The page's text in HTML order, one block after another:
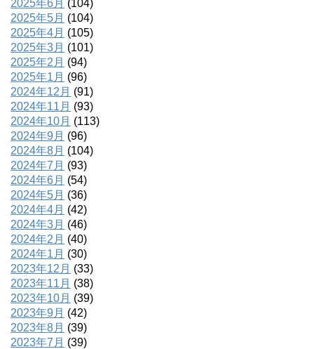
2025年6月 (104)
2025年5月 (104)
2025年4月 (105)
2025年3月 (101)
2025年2月 (94)
2025年1月 (96)
2024年12月 (91)
2024年11月 (93)
2024年10月 (113)
2024年9月 (96)
2024年8月 (104)
2024年7月 (93)
2024年6月 (54)
2024年5月 (36)
2024年4月 (42)
2024年3月 (46)
2024年2月 (40)
2024年1月 (30)
2023年12月 (33)
2023年11月 (38)
2023年10月 (39)
2023年9月 (42)
2023年8月 (39)
2023年7月 (39)